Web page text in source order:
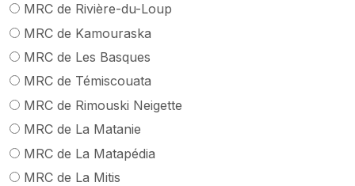
MRC de Rivière-du-Loup
MRC de Kamouraska
MRC de Les Basques
MRC de Témiscouata
MRC de Rimouski Neigette
MRC de La Matanie
MRC de La Matapédia
MRC de La Mitis